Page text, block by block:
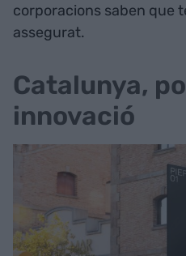
corporacions saben que
assegurat.
Catalunya,
innovació